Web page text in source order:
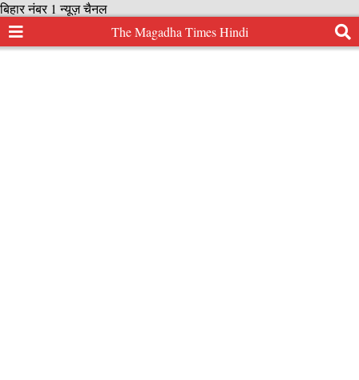
बिहार नंबर 1 न्यूज़ चैनल
The Magadha Times Hindi